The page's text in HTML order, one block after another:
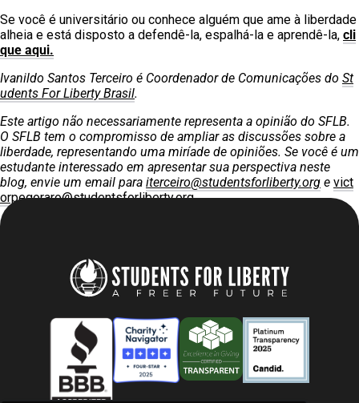
Se você é universitário ou conhece alguém que ame à liberdade
alheia e está disposto a defendê-la, espalhá-la e aprendê-la, cli
que aqui.
Ivanildo Santos Terceiro é Coordenador de Comunicações do St
udents For Liberty Brasil.
Este artigo não necessariamente representa a opinião do SFLB.
O SFLB tem o compromisso de ampliar as discussões sobre a
liberdade, representando uma miríade de opiniões. Se você é um
estudante interessado em apresentar sua perspectiva neste
blog, envie um email para iterceiro@studentsforliberty.org e vict
orpegoraro@studentsforliberty.org